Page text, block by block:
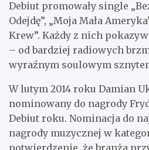
Debiut promowały single
Odejdę”, „Moja Mała
Krew”. Każdy z nich
– od bardziej radiowych
wyraźnym soulowym
W lutym 2014 roku Damian
nominowany do nagrody
Debiut roku. Nominacja do
nagrody muzycznej w